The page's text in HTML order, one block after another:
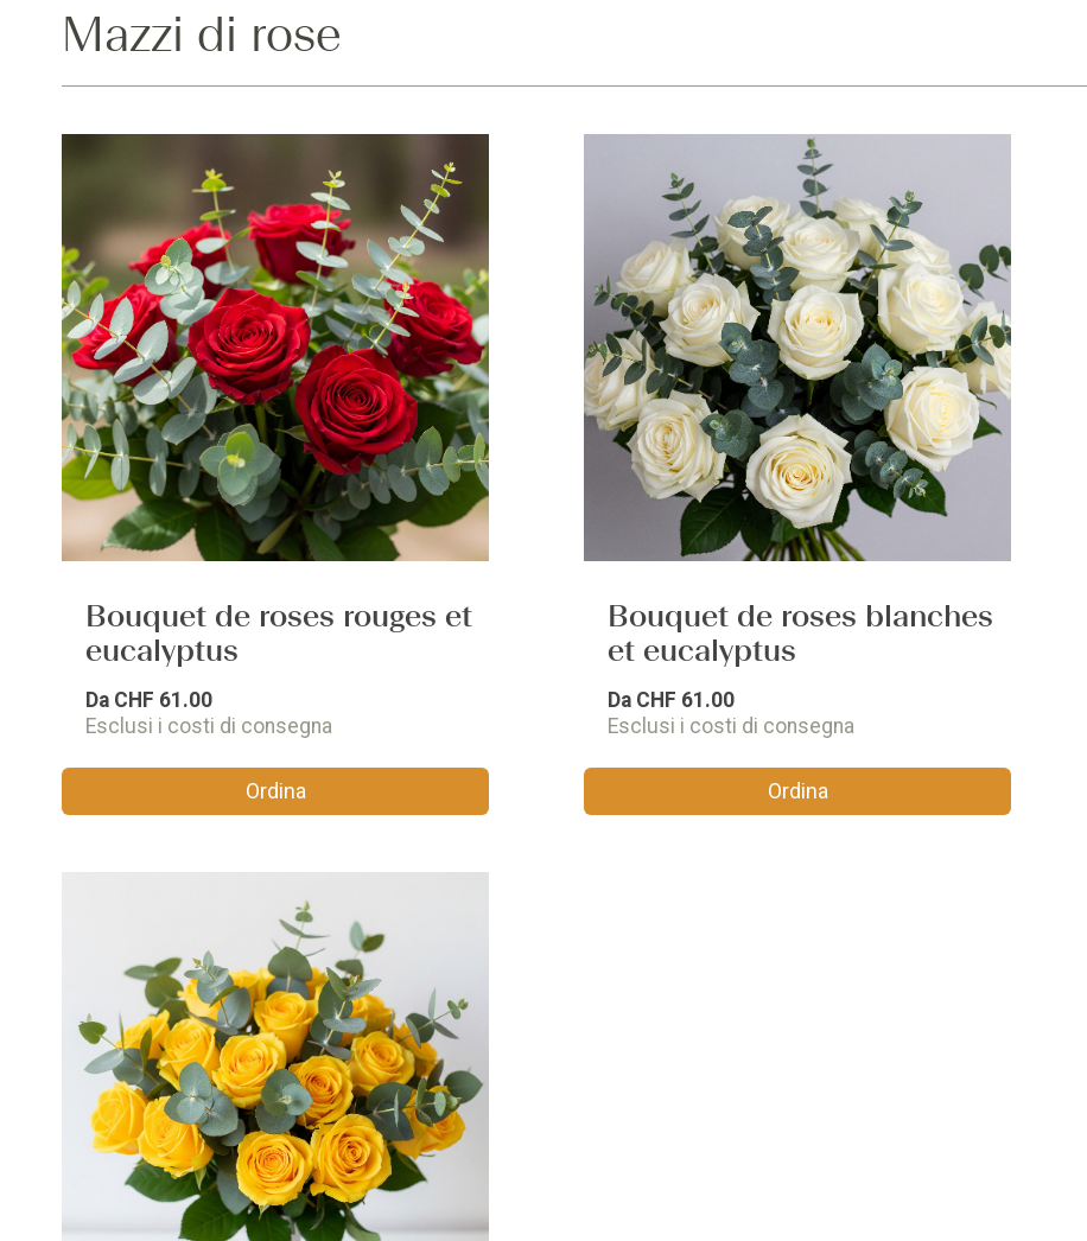
Mazzi di rose
Bouquet de roses rouges et
eucalyptus
Da CHF 61.00
Esclusi i costi di consegna
Ordina
Bouquet de roses blanches
et eucalyptus
Da CHF 61.00
Esclusi i costi di consegna
Ordina